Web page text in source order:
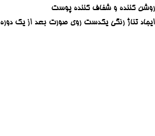
روشن کننده و شفاف کننده پوست
ایجاد تناژ رنگی یکدست روی صورت بعد از یک دوره